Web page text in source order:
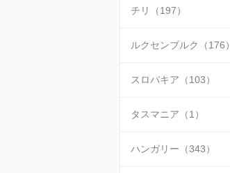
チリ（197）
ルクセンブルク（176）
スロバキア（103）
タスマニア（1）
ハンガリー（343）